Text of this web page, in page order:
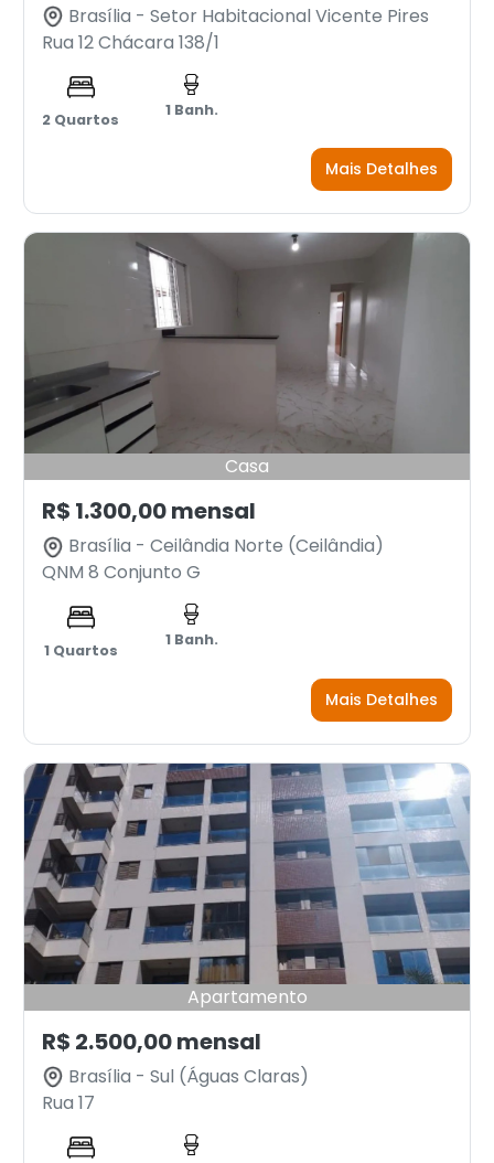
Brasília - Setor Habitacional Vicente Pires
Rua 12 Chácara 138/1
2 Quartos
1 Banh.
Mais Detalhes
Casa
R$ 1.300,00 mensal
Brasília - Ceilândia Norte (Ceilândia)
QNM 8 Conjunto G
1 Quartos
1 Banh.
Mais Detalhes
Apartamento
R$ 2.500,00 mensal
Brasília - Sul (Águas Claras)
Rua 17